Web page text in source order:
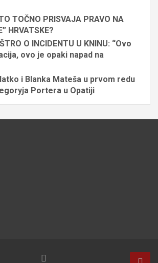
TOČNO PRISVAJA PRAVO NA
HRVATSKE?
O INCIDENTU U KNINU: “Ovo
ovo je opaki napad na
i Blanka Mateša u prvom redu
Portera u Opatiji